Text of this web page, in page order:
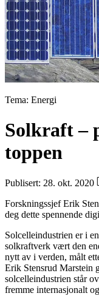
Tema: Energi
Solkraft –
toppen
Publisert: 28. okt. 2020
Forskningssjef Erik
deg dette spennende
Solcelleindustrien er i
solkraftverk vært den
nytt av i verden, målt
Erik Stensrud Marstein
solcelleindustrien står
fremme internasjonalt